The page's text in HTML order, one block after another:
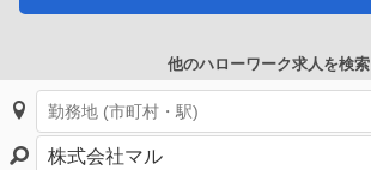
他のハローワーク求人を検索